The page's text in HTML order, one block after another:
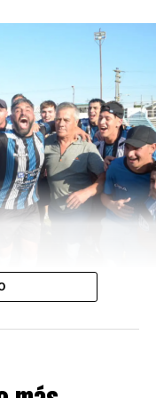
se vieron las
1995 repitió a
actual grupo D.
ronda
32-26 y
Las cosas
32-16 y
mejor tercero.
las 37 ocasiones
Francia 2023,